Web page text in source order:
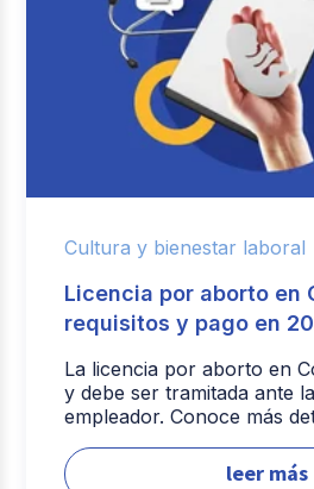
Cultura y bienestar laboral
Licencia por aborto en
requisitos y pago en
La licencia por aborto en
y debe ser tramitada ante
empleador. Conoce más
leer más